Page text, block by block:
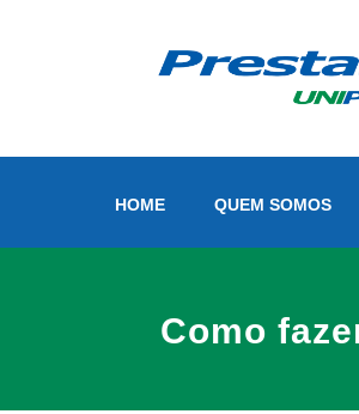
HOME QUEM SOMOS
Como